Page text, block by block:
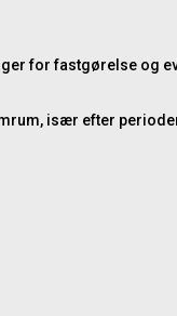
for fastgørelse og
især efter